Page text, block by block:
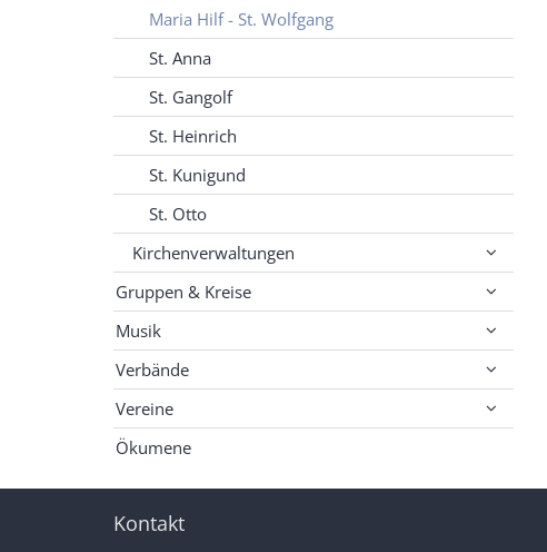
Maria Hilf - St. Wolfgang
St. Anna
St. Gangolf
St. Heinrich
St. Kunigund
St. Otto
Kirchenverwaltungen
Gruppen & Kreise
Musik
Verbände
Vereine
Ökumene
Kontakt